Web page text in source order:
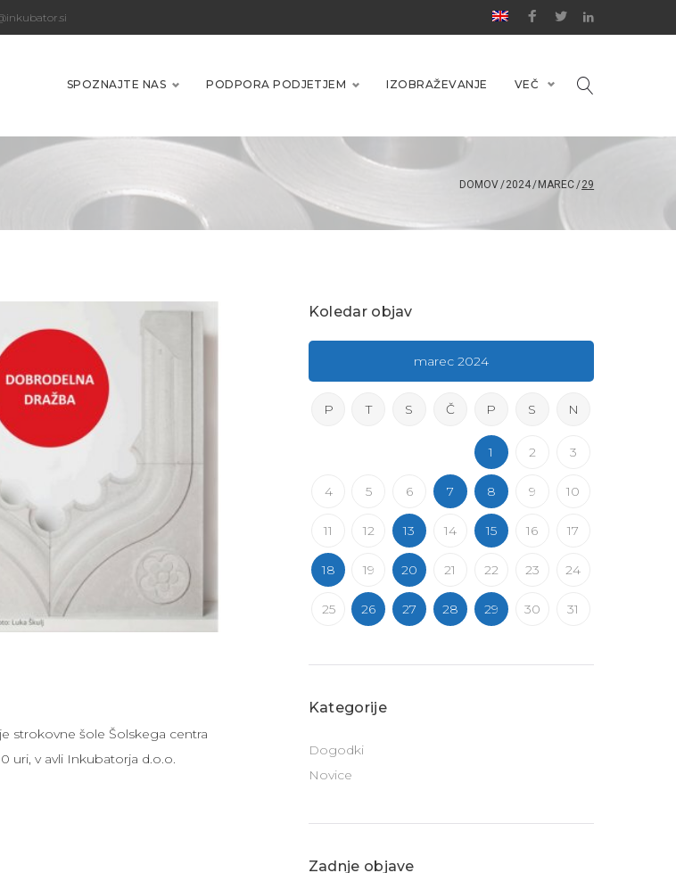
SPOZNAJTE NAS PODPORA PODJETJEM IZOBRAŽEVANJE VEČ
DOMOV/2024/ MAREC/29
strokovne šole Šolskega centra
uri, v avli Inkubatorja d.o.o.
Koledar objav
marec 2024
P T S Č P S N
1 2 3
4 5 6 7 8 9 10
11 12 13 14 15 16 17
18 19 20 21 22 23 24
25 26 27 28 29 30 31
Kategorije
Dogodki
Novice
Zadnje objave